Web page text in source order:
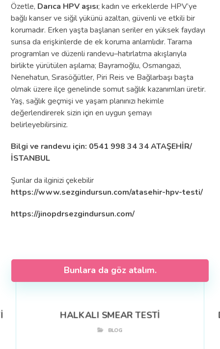
Özetle, Darıca HPV aşısı; kadın ve erkeklerde HPV’ye
bağlı kanser ve siğil yükünü azaltan, güvenli ve etkili bir
korumadır. Erken yaşta başlanan seriler en yüksek faydayı
sunsa da erişkinlerde de ek koruma anlamlıdır. Tarama
programları ve düzenli randevu–hatırlatma akışlarıyla
birlikte yürütülen aşılama; Bayramoğlu, Osmangazi,
Nenehatun, Sırasöğütler, Piri Reis ve Bağlarbaşı başta
olmak üzere ilçe genelinde somut sağlık kazanımları üretir.
Yaş, sağlık geçmişi ve yaşam planınızı hekimle
değerlendirerek sizin için en uygun şemayı
belirleyebilirsiniz.
Bilgi ve randevu için: 0541 998 34 34 ATAŞEHİR/
İSTANBUL
Şunlar da ilginizi çekebilir
https://www.sezgindursun.com/atasehir-hpv-testi/
https://jinopdrsezgindursun.com/
Bunlara da göz atalım.
HALKALI SMEAR TESTİ
BLOG